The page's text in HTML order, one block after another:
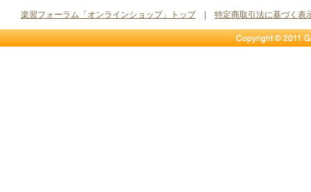
楽習フォーラム「オンラインショップ」トップ| 特定商取引法に基づく表